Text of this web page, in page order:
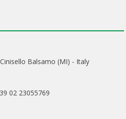
Balsamo (MI) - Italy
02 23055769